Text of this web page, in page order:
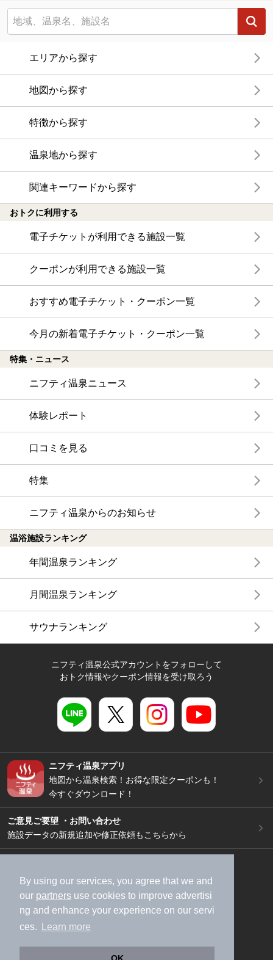
By using our services, you agree that we and
our partners use cookies to improve advertisi
ng and enhance your experience on our servi
ces.
Learn more
エリアから探す
地図から探す
特徴から探す
温泉地から探す
関連キーワードから探す
おトクに利用する
電子チケットが利用できる施設一覧
クーポンが利用できる施設一覧
おすすめ電子チケット・クーポン一覧
今月の新着電子チケット・クーポン一覧
特集・ニュース
ニフティ温泉ニュース
体験レポート
口コミを見る
特集
ニフティ温泉からのお知らせ
温浴施設ランキング
年間温泉ランキング
月間温泉ランキング
サウナランキング
ニフティ温泉公式アカウントをフォローして
おトク情報やクーポン情報を受け取ろう
ニフティ温泉アプリ
地図から温泉検索！お得な限定クーポンも！
今すぐダウンロード！
ご意見ご要望 ・お問い合わせ
施設データの新規追加や修正依頼もこちらから
加盟店募集（資料請求）
広告出稿のご案内
利用規約
ライフスタイルMEMBERS+規約
特定商取引法に基づく表記
ヘルプ
採用情報
運営会社